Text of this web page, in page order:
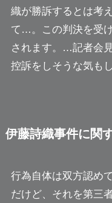
織が勝訴するとは考
て…。この判決を受
されます。…記者会
控訴をしそうな気も
伊藤詩織事件に関
行為自体は双方認め
だけど、 それを第三